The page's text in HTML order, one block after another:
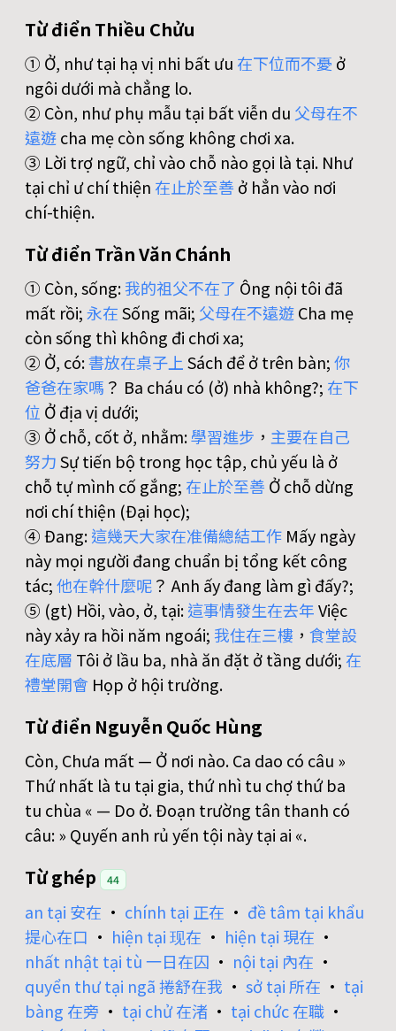
Từ điển Thiều Chửu
① Ở, như tại hạ vị nhi bất ưu 在下位而不憂 ở
ngôi dưới mà chẳng lo.
② Còn, như phụ mẫu tại bất viễn du 父母在不
遠遊cha mẹ còn sống không chơi xa.
③ Lời trợ ngữ, chỉ vào chỗ nào gọi là tại. Như
tại chỉ ư chí thiện 在止於至善 ở hẳn vào nơi
chí-thiện.
Từ điển Trần Văn Chánh
① Còn, sống:我的祖父不在了 Ông nội tôi đã
mất rồi;永在Sống mãi; 父母在不遠遊Cha mẹ
còn sống thì không đi chơi xa;
② Ở, có:書放在桌子 上 Sách để ở trên bàn;你
爸爸在家嗎 ？ Ba cháu có (ở) nhà không?; 在下
位 Ở địa vị dưới;
③ Ở chỗ, cốt ở, nhằm:學習進步 ， 主要在自己
努力Sự tiến bộ trong học tập, chủ yếu là ở
chỗ tự mình cố gắng; 在止於至善 Ở chỗ dừng
nơi chí thiện (Đại học);
④ Đang:這幾天大家在准備總結工作 Mấy ngày
này mọi người đang chuẩn bị tổng kết công
tác;他在幹什麼呢？ Anh ấy đang làm gì đấy?;
⑤ (gt) Hồi, vào, ở, tại:這事情發生在去年Việc
này xảy ra hồi năm ngoái; 我住在三樓 ， 食堂設
在底層 Tôi ở lầu ba, nhà ăn đặt ở tầng dưới; 在
禮堂開會 Họp ở hội trường.
Từ điển Nguyễn Quốc Hùng
Còn, Chưa mất — Ở nơi nào. Ca dao có câu »
Thứ nhất là tu tại gia, thứ nhì tu chợ thứ ba
tu chùa « — Do ở. Đoạn trường tân thanh có
câu: » Quyến anh rủ yến tội này tại ai «.
Từ ghép 44
an tại 安在 • chính tại 正在 • đề tâm tại khẩu
提心在口 • hiện tại 现在 • hiện tại 現在 •
nhất nhật tại tù 一日在囚 • nội tại 內在 •
quyển thư tại ngã 捲舒在我 • sở tại 所在 • tại
bàng 在旁 • tại chử 在渚 • tại chức 在職 •